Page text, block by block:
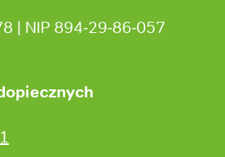
| NIP 894‑29‑86‑057